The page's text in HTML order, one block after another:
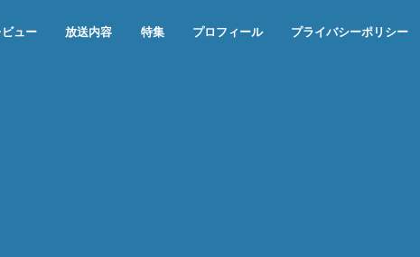
ュー 放送内容 特集 プロフィール プライバシーポリシー